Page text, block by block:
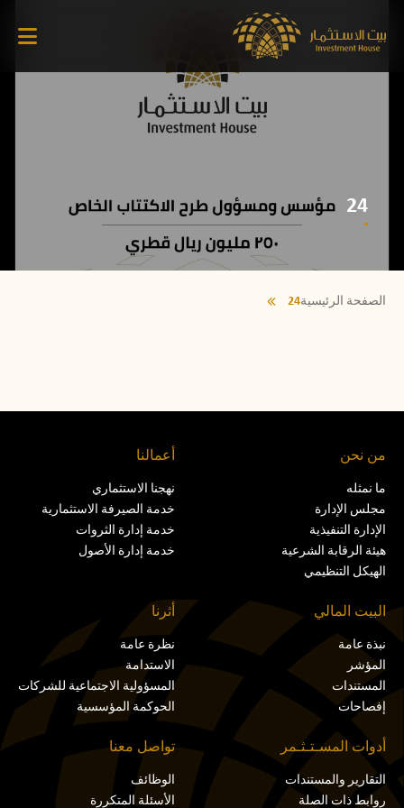
24
الصفحة الرئيسية24
من نحن
ما نمثله
مجلس الإدارة
الإدارة التنفيذية
هيئة الرقابة الشرعية
الهيكل التنظيمي
أعمالنا
نهجنا الاستثماري
خدمة الصيرفة الاستثمارية
خدمة إدارة الثروات
خدمة إدارة الأصول
البيت المالي
نبذة عامة
المؤشر
المستندات
إفصاحات
أثرنا
نظرة عامة
الاستدامة
المسؤولية الاجتماعية للشركات
الحوكمة المؤسسية
أدوات المسـتـثـمر
التقارير والمستندات
روابط ذات الصلة
تواصل معنا
الوظائف
الأسئلة المتكررة